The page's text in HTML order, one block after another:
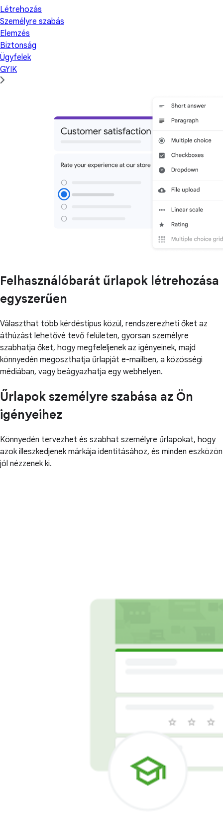
Létrehozás
Személyre szabás
Elemzés
Biztonság
Ügyfelek
GYIK
Felhasználóbarát űrlapok létrehozása
egyszerűen
Választhat több kérdéstípus közül, rendszerezheti őket az
áthúzást lehetővé tevő felületen, gyorsan személyre
szabhatja őket, hogy megfeleljenek az igényeinek, majd
könnyedén megoszthatja űrlapját e-mailben, a közösségi
médiában, vagy beágyazhatja egy webhelyen.
Űrlapok személyre szabása az Ön
igényeihez
Könnyedén tervezhet és szabhat személyre űrlapokat, hogy
azok illeszkedjenek márkája identitásához, és minden eszközön
jól nézzenek ki.